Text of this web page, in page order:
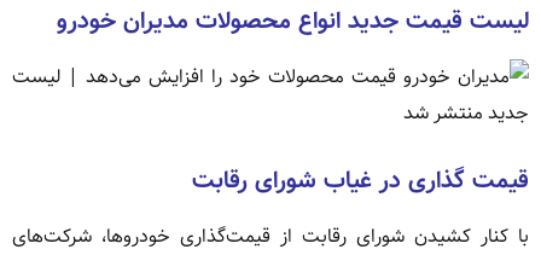
لیست قیمت جدید انواع محصولات مدیران خودرو
قیمت گذاری در غیاب شورای رقابت
با کنار کشیدن شورای رقابت از قیمت‌گذاری خودروها، شرکت‌های